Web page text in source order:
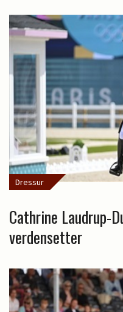
Dressur
Cathrine Laudrup-
verdensetter